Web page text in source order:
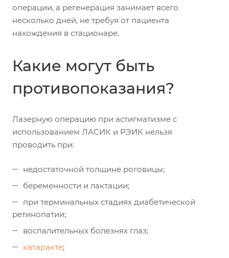
операции, а регенерация занимает всего
несколько дней, не требуя от пациента
нахождения в стационаре.
Какие могут быть
противопоказания?
Лазерную операцию при астигматизме с
использованием ЛАСИК и РЭИК нельзя
проводить при:
недостаточной толщине роговицы;
беременности и лактации;
при терминальных стадиях диабетической
ретинопатии;
воспалительных болезнях глаз;
катаракте;